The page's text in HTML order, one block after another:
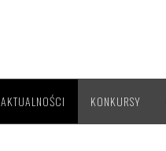
AKTUALNOŚCI KONKURSY